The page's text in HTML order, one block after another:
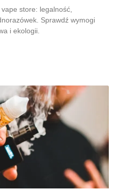
store: legalność,
Sprawdź wymogi
i ekologii.